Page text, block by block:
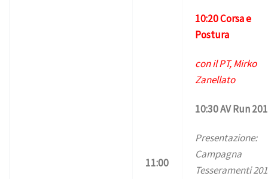
11:00
10:20 Corsa e
Postura
con il PT, Mirko
Zanellato
10:30 AV Run
Presentazione:
Campagna
Tesseramenti